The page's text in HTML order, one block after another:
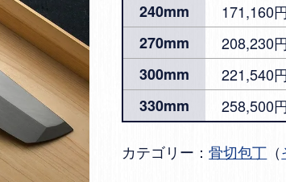
240mm
171,160
270mm
208,230
300mm
221,540
330mm
258,500
カテゴリー：骨切包丁 （